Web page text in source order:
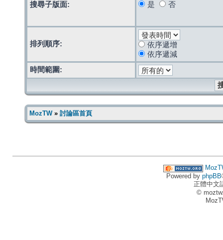
搜尋子版面: 是 否
排列順序:
依序遞增
依序遞減
時間範圍:
MozTW» 討論區首頁
Powered by phpBB
正體中文
©